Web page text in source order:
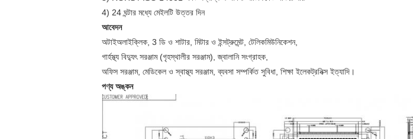
4) 24 ঘন্টার মধ্যে মেইলটি উত্তর দিন
আবেদন
অটাইঅলাইক্লিক, 3 ডি ও শাটার, মিটার ও ইন্সট্রুমেন্ট, টেলিকমিউনিকেশন,
গার্হস্থ্য বিদ্যুৎ সরঞ্জাম (গৃহস্থালীর সরঞ্জাম), জ্বালানি সংগ্রাহক,
অফিস সরঞ্জাম, মেডিকেল ও স্বাস্থ্য সরঞ্জাম, ব্যবসা সম্পর্কিত সুবিধা, শিক্ষা ইলেকট্রনিক্স ইত্যাদি।
পণ্য অঙ্কন